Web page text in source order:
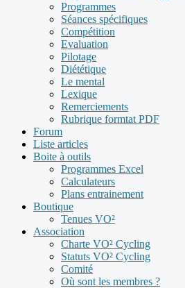
Programmes
Séances spécifiques
Compétition
Evaluation
Pilotage
Diététique
Le mental
Lexique
Remerciements
Rubrique formtat PDF
Forum
Liste articles
Boite à outils
Programmes Excel
Calculateurs
Plans entrainement
Boutique
Tenues VO²
Association
Charte VO² Cycling
Statuts VO² Cycling
Comité
Où sont les membres ?